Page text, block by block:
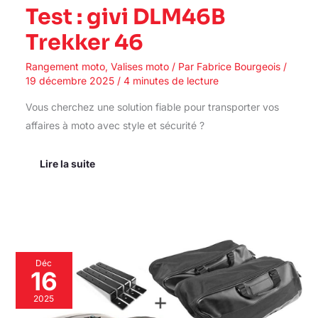
Test : givi DLM46B
Trekker 46
Rangement moto, Valises moto/ Par Fabrice Bourgeois /
19 décembre 2025 / 4 minutes de lecture
Vous cherchez une solution fiable pour transporter vos
affaires à moto avec style et sécurité ?
Lire la suite
Déc
16
2025
Test
du
set
valises
Delaware